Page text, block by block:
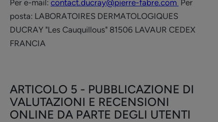
Per e-mail: contact.ducray@pierre-fabre.com Per
posta: LABORATOIRES DERMATOLOGIQUES
DUCRAY "Les Cauquillous" 81506 LAVAUR CEDEX
FRANCIA
ARTICOLO 5 - PUBBLICAZIONE DI
VALUTAZIONI E RECENSIONI
ONLINE DA PARTE DEGLI UTENTI